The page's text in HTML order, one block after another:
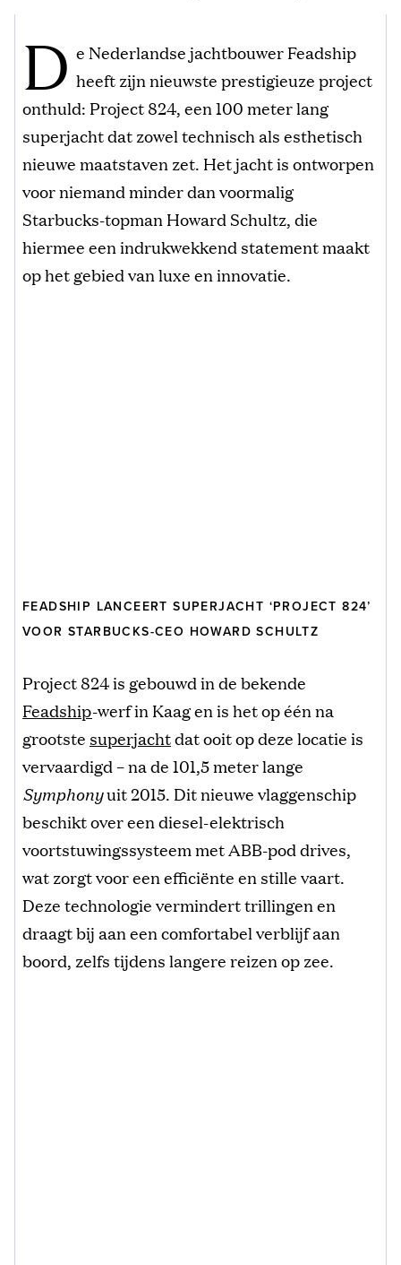
D e Nederlandse jachtbouwer Feadship
heeft zijn nieuwste prestigieuze project
onthuld: Project 824, een 100 meter lang
superjacht dat zowel technisch als esthetisch
nieuwe maatstaven zet. Het jacht is ontworpen
voor niemand minder dan voormalig
Starbucks-topman Howard Schultz, die
hiermee een indrukwekkend statement maakt
op het gebied van luxe en innovatie.
FEADSHIP LANCEERT SUPERJACHT ‘PROJECT 824’
VOOR STARBUCKS-CEO HOWARD SCHULTZ
Project 824 is gebouwd in de bekende
Feadship-werf in Kaag en is het op één na
grootste superjachtdat ooit op deze locatie is
vervaardigd – na de 101,5 meter lange
Symphonyuit 2015. Dit nieuwe vlaggenschip
beschikt over een diesel-elektrisch
voortstuwingssysteem met ABB-pod drives,
wat zorgt voor een efficiënte en stille vaart.
Deze technologie vermindert trillingen en
draagt bij aan een comfortabel verblijf aan
boord, zelfs tijdens langere reizen op zee.